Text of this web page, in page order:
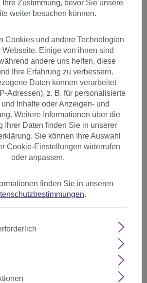
Strähne
Blond YZF-P2S18-
Zustimmung, bevor Sie unsere
weiter besuchen können.
Cookies und andere Technologien
Webseite. Einige von ihnen sind
andere uns helfen, diese
Ihre Erfahrung zu verbessern.
Daten können verarbeitet
Adressen), z. B. für personalisierte
Inhalte oder Anzeigen- und
Weitere Informationen über die
Ihrer Daten finden Sie in unserer
Sie können Ihre Auswahl
Cookie-Einstellungen widerrufen
oder anpassen.
finden Sie in unseren
.